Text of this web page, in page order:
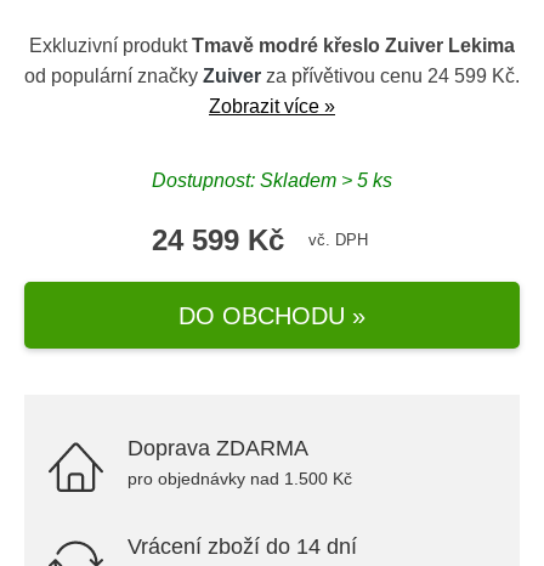
Exkluzivní produktTmavě modré křeslo Zuiver Lekima
od populární značky Zuiver za přívětivou cenu 24 599 Kč.
Zobrazit více »
Dostupnost: Skladem > 5 ks
24 599 Kč vč. DPH
DO OBCHODU »
Doprava ZDARMA
pro objednávky nad 1.500 Kč
Vrácení zboží do 14 dní